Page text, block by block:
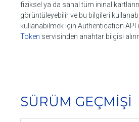
fiziksel ya da sanal tüm ininal
görüntüleyebilir ve bu bilgileri
kullanabilmek için Authentication API
Token servisinden anahtar bilgisi
SÜRÜM GEÇMİŞİ